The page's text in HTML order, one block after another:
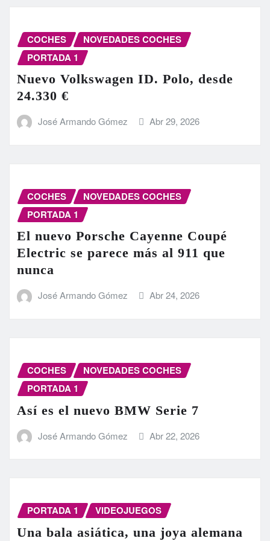
COCHES
NOVEDADES COCHES
PORTADA 1
Nuevo Volkswagen ID. Polo, desde
24.330 €
José Armando Gómez Abr 29, 2026
COCHES
NOVEDADES COCHES
PORTADA 1
El nuevo Porsche Cayenne Coupé
Electric se parece más al 911 que
nunca
José Armando Gómez Abr 24, 2026
COCHES
NOVEDADES COCHES
PORTADA 1
Así es el nuevo BMW Serie 7
José Armando Gómez Abr 22, 2026
PORTADA 1 VIDEOJUEGOS
Una bala asiática, una joya alemana